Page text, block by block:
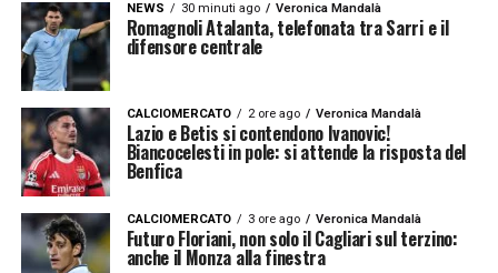
NEWS 30 minuti ago Veronica Mandalà
Romagnoli Atalanta, telefonata tra Sarri e il
difensore centrale
CALCIOMERCATO 2 ore ago Veronica Mandalà
Lazio e Betis si contendono Ivanovic!
Biancocelesti in pole: si attende la risposta del
Benfica
CALCIOMERCATO 3 ore ago Veronica Mandalà
Futuro Floriani, non solo il Cagliari sul terzino:
anche il Monza alla finestra